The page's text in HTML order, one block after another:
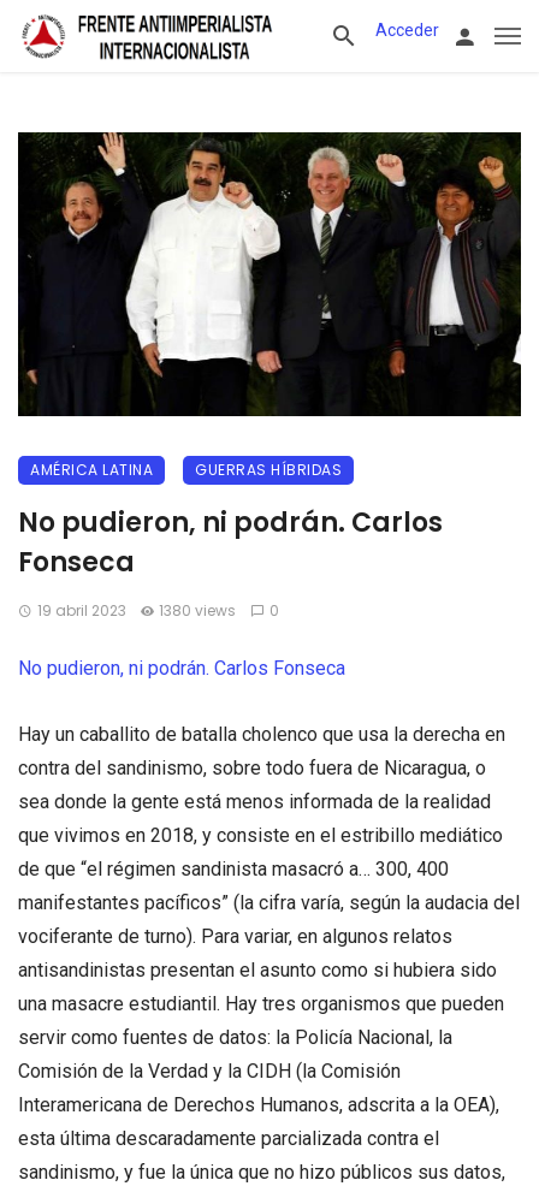
Acceder
AMÉRICA LATINA GUERRAS HÍBRIDAS
No pudieron, ni podrán. Carlos
Fonseca
19 abril 2023 1380 views 0
No pudieron, ni podrán. Carlos Fonseca
Hay un caballito de batalla cholenco que usa la derecha en
contra del sandinismo, sobre todo fuera de Nicaragua, o
sea donde la gente está menos informada de la realidad
que vivimos en 2018, y consiste en el estribillo mediático
de que “el régimen sandinista masacró a… 300, 400
manifestantes pacíficos” (la cifra varía, según la audacia del
vociferante de turno). Para variar, en algunos relatos
antisandinistas presentan el asunto como si hubiera sido
una masacre estudiantil. Hay tres organismos que pueden
servir como fuentes de datos: la Policía Nacional, la
Comisión de la Verdad y la CIDH (la Comisión
Interamericana de Derechos Humanos, adscrita a la OEA),
esta última descaradamente parcializada contra el
sandinismo, y fue la única que no hizo públicos sus datos,